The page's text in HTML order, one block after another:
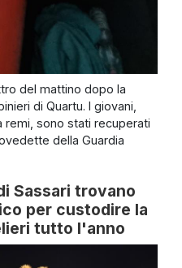
del mattino dopo la
di Quartu. I giovani,
remi, sono stati recuperati
della Guardia
Sassari trovano
per custodire la
tutto l'anno